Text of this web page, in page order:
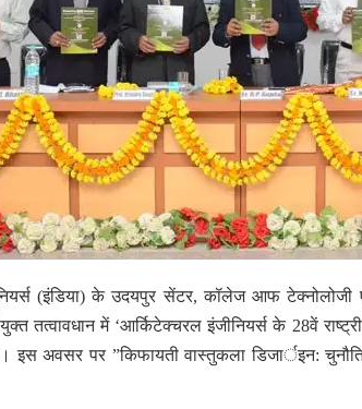
(इंडिया) के उदयपुर सेंटर, कॉलेज आफ टेक्नोलोजी
तत्वावधान में ‘आर्किटेक्चरल इंजीनियर्स के 28वें
इस अवसर पर ”किफायती वास्तुकला डिजार्इन: